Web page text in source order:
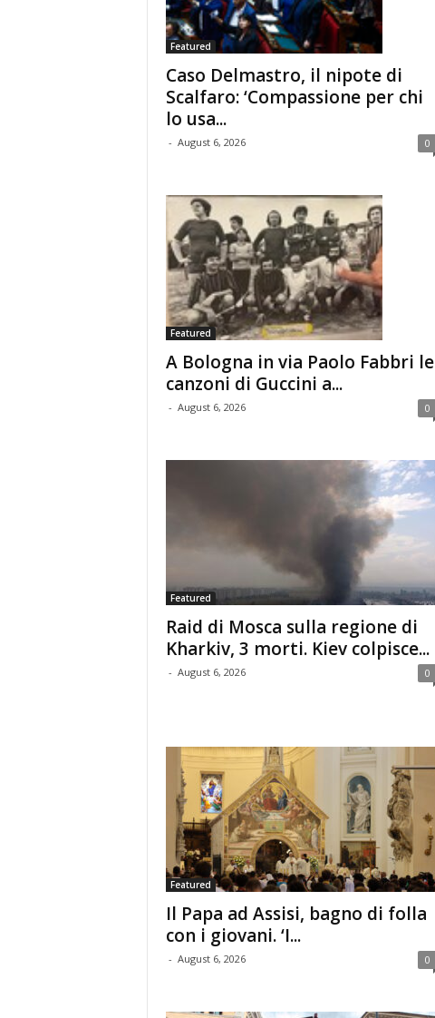
Featured
Caso Delmastro, il nipote di
Scalfaro: ‘Compassione per chi
lo usa...
- August 6, 2026 0
Featured
A Bologna in via Paolo Fabbri le
canzoni di Guccini a...
- August 6, 2026 0
Featured
Raid di Mosca sulla regione di
Kharkiv, 3 morti. Kiev colpisce...
- August 6, 2026 0
Featured
Il Papa ad Assisi, bagno di folla
con i giovani. ‘I...
- August 6, 2026 0